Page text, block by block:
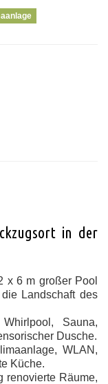
in der
x 6 m großer Pool
Landschaft des
Sauna,
Dusche.
WLAN,
Küche.
renovierte Räume,